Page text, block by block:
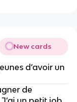
New cards
d’avoir un
de